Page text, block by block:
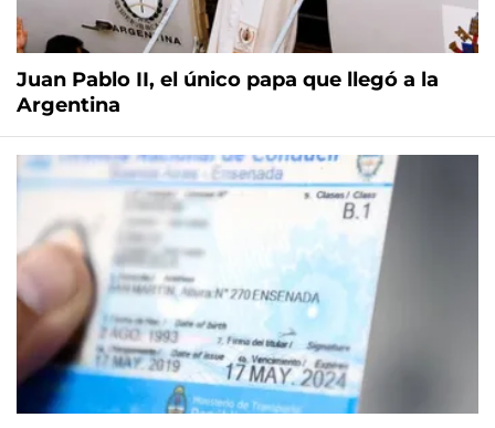
Juan Pablo II, el único papa que llegó a la
Argentina